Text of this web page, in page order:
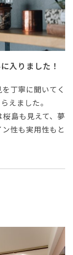
入りました！
丁寧に聞いてく
えました。
島も見えて、夢
性も実用性もと